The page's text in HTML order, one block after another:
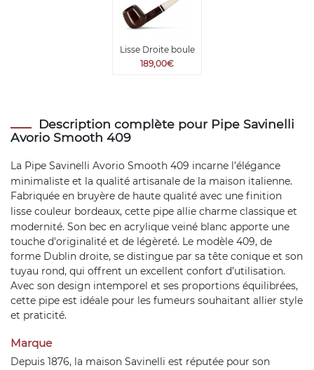
Lisse Droite boule
189,00€
Description complète pour Pipe Savinelli
Avorio Smooth 409
La Pipe Savinelli Avorio Smooth 409 incarne l’élégance
minimaliste et la qualité artisanale de la maison italienne.
Fabriquée en bruyère de haute qualité avec une finition
lisse couleur bordeaux, cette pipe allie charme classique et
modernité. Son bec en acrylique veiné blanc apporte une
touche d'originalité et de légèreté. Le modèle 409, de
forme Dublin droite, se distingue par sa tête conique et son
tuyau rond, qui offrent un excellent confort d’utilisation.
Avec son design intemporel et ses proportions équilibrées,
cette pipe est idéale pour les fumeurs souhaitant allier style
et praticité.
Marque
Depuis 1876, la maison Savinelli est réputée pour son